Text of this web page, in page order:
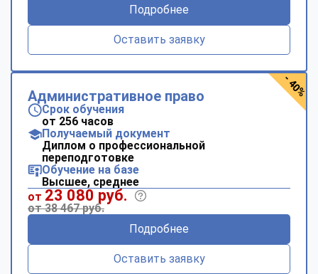
Подробнее
Оставить заявку
Административное право
Срок обучения
от 256 часов
Получаемый документ
Диплом о профессиональной
переподготовке
Обучение на базе
Высшее, среднее
от 23 080 руб.
от 38 467 руб.
Подробнее
Оставить заявку
- 40%